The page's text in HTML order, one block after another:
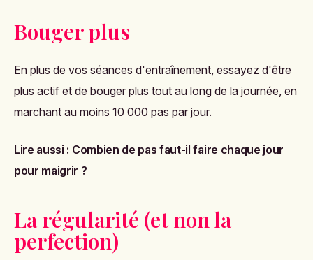
Bouger plus
En plus de vos séances d'entraînement, essayez d'être
plus actif et de bouger plus tout au long de la journée, en
marchant au moins 10 000 pas par jour.
Lire aussi : Combien de pas faut-il faire chaque jour
pour maigrir ?
La régularité (et non la
perfection)